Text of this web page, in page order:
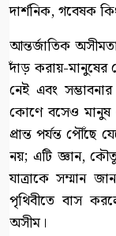
দার্শনিক, গবেষক
আন্তর্জাতিক
দাঁড় করায়-
নেই এবং
কোণে বসেও মানুষ
প্রান্ত পর্যন্ত
নয়; এটি জ্ঞান,
যাত্রাকে সম্মান
পৃথিবীতে বাস
অসীম।